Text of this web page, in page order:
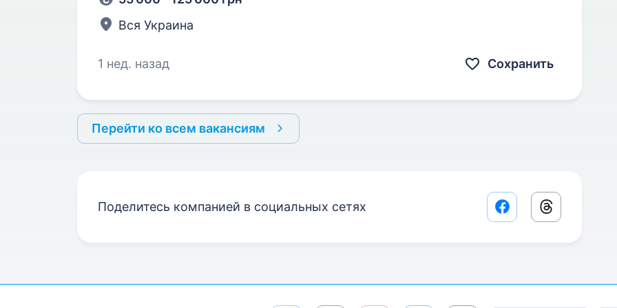
Вся Украина
1 нед. назад Сохранить
Перейти ко всем вакансиям
Поделитесь компанией в социальных сетях Facebook share link
Threads